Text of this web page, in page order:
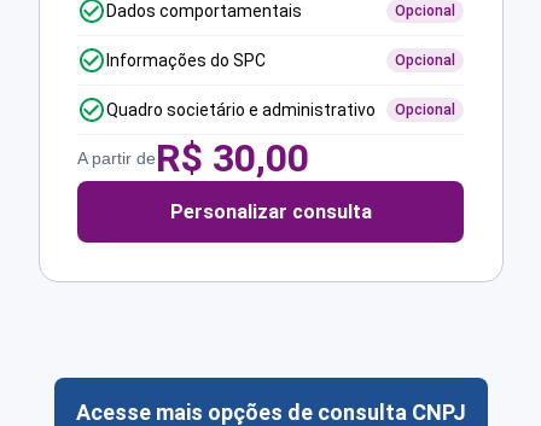
Dados comportamentais Opcional
Informações do SPC Opcional
Quadro societário e administrativo Opcional
A partir deR$ 30,00
Personalizar consulta
Acesse mais opções de consulta CNPJ